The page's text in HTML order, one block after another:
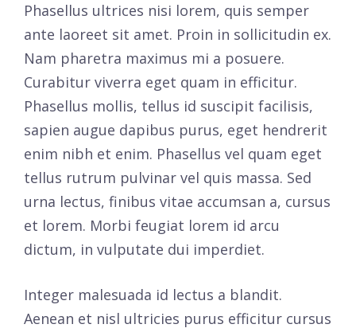
Phasellus ultrices nisi lorem, quis semper
ante laoreet sit amet. Proin in sollicitudin ex.
Nam pharetra maximus mi a posuere.
Curabitur viverra eget quam in efficitur.
Phasellus mollis, tellus id suscipit facilisis,
sapien augue dapibus purus, eget hendrerit
enim nibh et enim. Phasellus vel quam eget
tellus rutrum pulvinar vel quis massa. Sed
urna lectus, finibus vitae accumsan a, cursus
et lorem. Morbi feugiat lorem id arcu
dictum, in vulputate dui imperdiet.
Integer malesuada id lectus a blandit.
Aenean et nisl ultricies purus efficitur cursus